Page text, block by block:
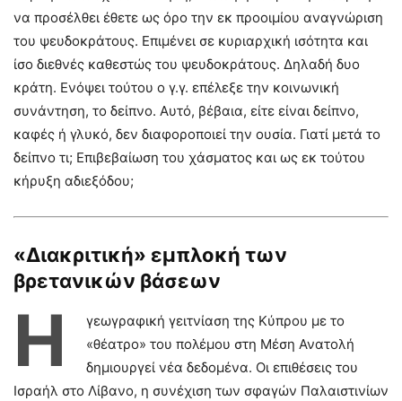
να προσέλθει έθετε ως όρο την εκ προοιμίου αναγνώριση
του ψευδοκράτους. Επιμένει σε κυριαρχική ισότητα και
ίσο διεθνές καθεστώς του ψευδοκράτους. Δηλαδή δυο
κράτη. Ενόψει τούτου ο γ.γ. επέλεξε την κοινωνική
συνάντηση, το δείπνο. Αυτό, βέβαια, είτε είναι δείπνο,
καφές ή γλυκό, δεν διαφοροποιεί την ουσία. Γιατί μετά το
δείπνο τι; Επιβεβαίωση του χάσματος και ως εκ τούτου
κήρυξη αδιεξόδου;
«Διακριτική» εμπλοκή των
βρετανικών βάσεων
Η
γεωγραφική γειτνίαση της Κύπρου με το
«θέατρο» του πολέμου στη Μέση Ανατολή
δημιουργεί νέα δεδομένα. Οι επιθέσεις του
Ισραήλ στο Λίβανο, η συνέχιση των σφαγών Παλαιστινίων